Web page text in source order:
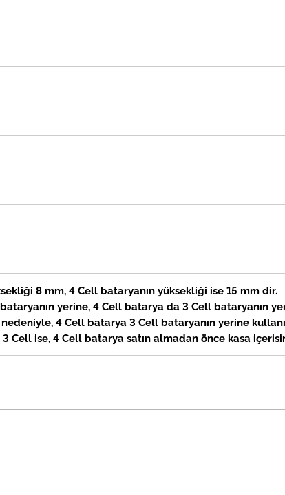
8 mm, 4 Cell bataryanın yüksekliği ise 15 mm dir.
yerine, 4 Cell batarya da 3 Cell bataryanın
nedeniyle, 4 Cell batarya 3 Cell bataryanın yerine
Cell ise, 4 Cell batarya satın almadan önce kasa